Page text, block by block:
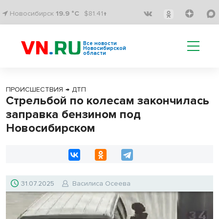
Новосибирск 19.9 °C $81.41↑
Все новости
Новосибирской
области
ПРОИСШЕСТВИЯ → ДТП
Стрельбой по колесам закончилась
заправка бензином под
Новосибирском
31.07.2025 Василиса Осеева